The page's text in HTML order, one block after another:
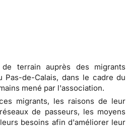
terrain auprès des migrants
de-Calais, dans le cadre du
mené par l'association.
migrants, les raisons de leur
de passeurs, les moyens
besoins afin d'améliorer leur